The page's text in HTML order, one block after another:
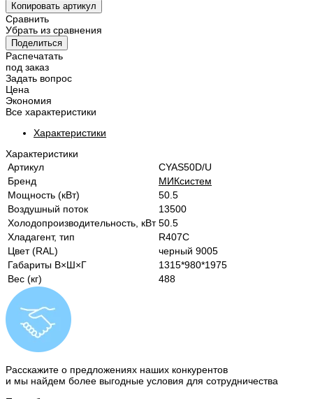
Копировать артикул
Сравнить
Убрать из сравнения
Поделиться
Распечатать
под заказ
Задать вопрос
Цена
Экономия
Все характеристики
Характеристики
Характеристики
Артикул
CYAS50D/U
Бренд
МИКсистем
Мощность (кВт)
50.5
Воздушный поток
13500
Холодопроизводительность, кВт 50.5
Хладагент, тип
R407C
Цвет (RAL)
черный 9005
Габариты В×Ш×Г
1315*980*1975
Вес (кг)
488
Расскажите о предложениях наших конкурентов
и мы найдем более выгодные условия для сотрудничества